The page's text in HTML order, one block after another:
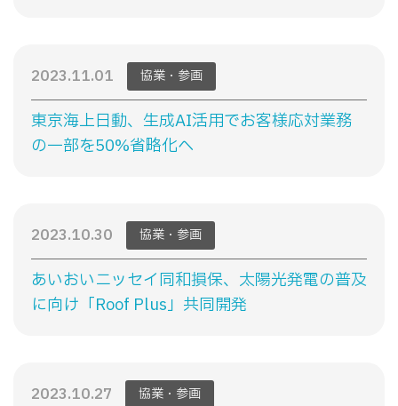
2023.11.01 協業・参画
東京海上日動、生成AI活用でお客様応対業務
の一部を50%省略化へ
2023.10.30 協業・参画
あいおいニッセイ同和損保、太陽光発電の普及
に向け「Roof Plus」共同開発
2023.10.27 協業・参画